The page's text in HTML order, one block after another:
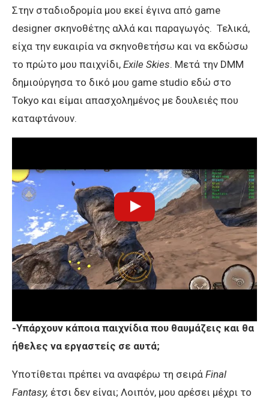
Στην σταδιοδρομία μου εκεί έγινα από game
designer σκηνοθέτης αλλά και παραγωγός. Τελικά,
είχα την ευκαιρία να σκηνοθετήσω και να εκδώσω
το πρώτο μου παιχνίδι, Exile Skies. Μετά την DMM
δημιούργησα το δικό μου game studio εδώ στο
Tokyo και είμαι απασχολημένος με δουλειές που
καταφτάνουν.
Exile Skies και Xanthos!
-Υπάρχουν κάποια παιχνίδια που θαυμάζεις και θα
ήθελες να εργαστείς σε αυτά;
Υποτίθεται πρέπει να αναφέρω τη σειρά Final
Fantasy, έτσι δεν είναι; Λοιπόν, μου αρέσει μέχρι το